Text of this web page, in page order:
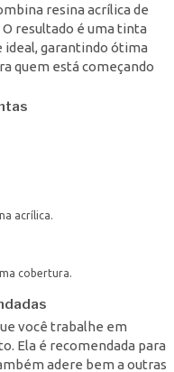
resina acrílica de
resultado é uma tinta
ideal, garantindo ótima
quem está começando
acrílica.
cobertura.
você trabalhe em
Ela é recomendada para
adere bem a outras